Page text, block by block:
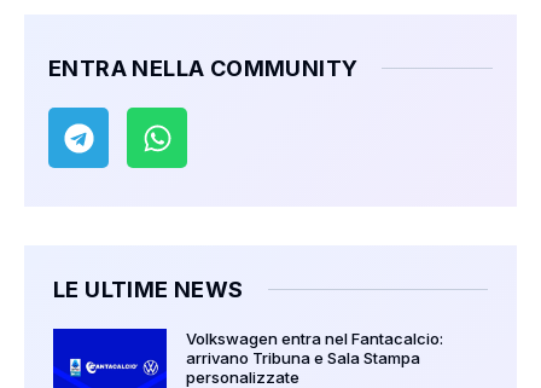
ENTRA NELLA COMMUNITY
LE ULTIME NEWS
Volkswagen entra nel Fantacalcio:
arrivano Tribuna e Sala Stampa
personalizzate